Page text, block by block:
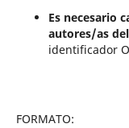
Es necesario
autores/as
identificador
FORMATO: